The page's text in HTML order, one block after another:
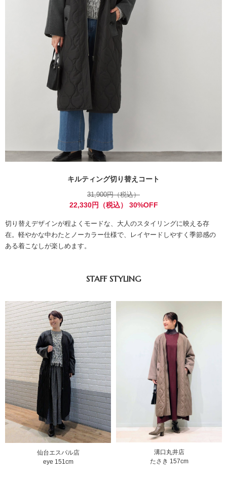
キルティング切り替えコート
31,900円（税込）
22,330円（税込） 30%OFF
切り替えデザインが程よくモードな、大人のスタイリングに映える存
在。軽やかな中わたとノーカラー仕様で、レイヤードしやすく季節感の
ある着こなしが楽しめます。
STAFF STYLING
仙台エスパル店
eye 151cm
溝口丸井店
たさき 157cm